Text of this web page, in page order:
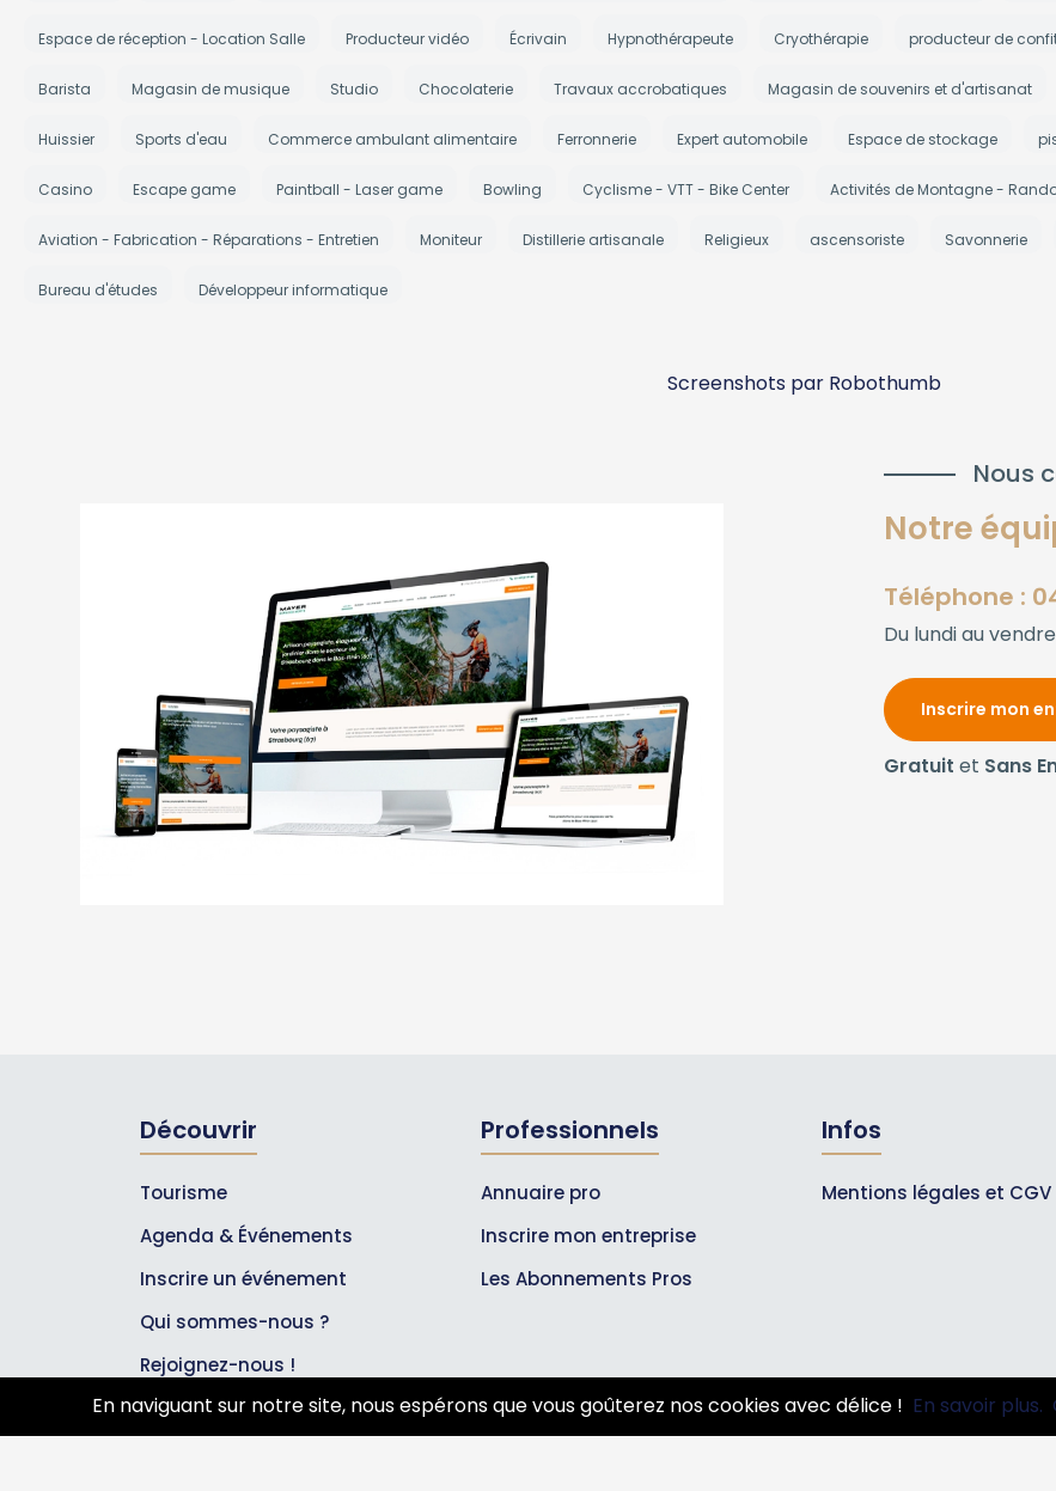
Espace de réception - Location Salle Producteur vidéo Écrivain Hypnothérapeute Cryothérapie producteur de
Barista Magasin de musique Studio Chocolaterie Travaux accrobatiques Magasin de souvenirs et d'artisanat
Huissier Sports d'eau Commerce ambulant alimentaire Ferronnerie Expert automobile Espace de stockage
Casino Escape game Paintball - Laser game Bowling Cyclisme - VTT - Bike Center Activités de Montagne -
Aviation - Fabrication - Réparations - Entretien Moniteur Distillerie artisanale Religieux ascensoriste Savonnerie
Bureau d'études Développeur informatique
Screenshots par Robothumb
Nous
Notre
Téléphone :
Du lundi au
Inscrire mon
Gratuit et Sans
Découvrir
Tourisme
Agenda & Événements
Inscrire un événement
Qui sommes-nous ?
Rejoignez-nous !
Partenaires
Professionnels
Annuaire pro
Inscrire mon entreprise
Les Abonnements Pros
Infos
Mentions légales et CGV
En naviguant sur notre site, nous espérons que vous goûterez nos cookies avec délice ! En savoir plus.